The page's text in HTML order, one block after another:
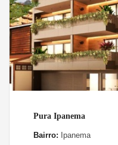
Pura Ipanema
Bairro: Ipanema